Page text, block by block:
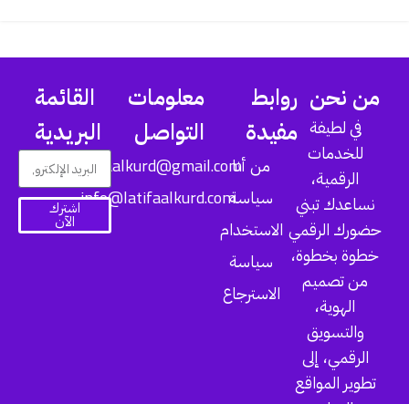
من نحن
في لطيفة
للخدمات
الرقمية،
نساعدك تبني
حضورك الرقمي
خطوة بخطوة،
من تصميم
الهوية،
والتسويق
الرقمي، إلى
تطوير المواقع
روابط
مفيدة
من أنا
سياسة
الاستخدام
سياسة
الاسترجاع
معلومات
التواصل
latifaalkurd@gmail.com
info@latifaalkurd.com
القائمة
البريدية
اشترك
الآن